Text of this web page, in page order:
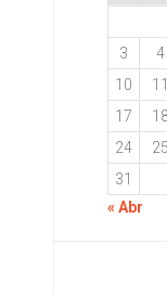
3
4
10
11
17
24
25
31
« Abr